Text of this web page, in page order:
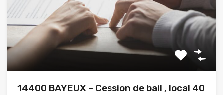
14400 BAYEUX – Cession de bail , local 40